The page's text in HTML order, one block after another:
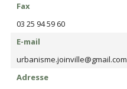
Fax
03 25 94 59 60
E-mail
urbanisme.joinville@gmail.com
Adresse